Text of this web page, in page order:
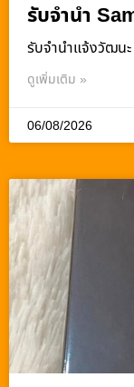
รับจำนำ
รับจํานําแจ้งวัฒน
ดูเพิ่มเติม »
06/08/2026